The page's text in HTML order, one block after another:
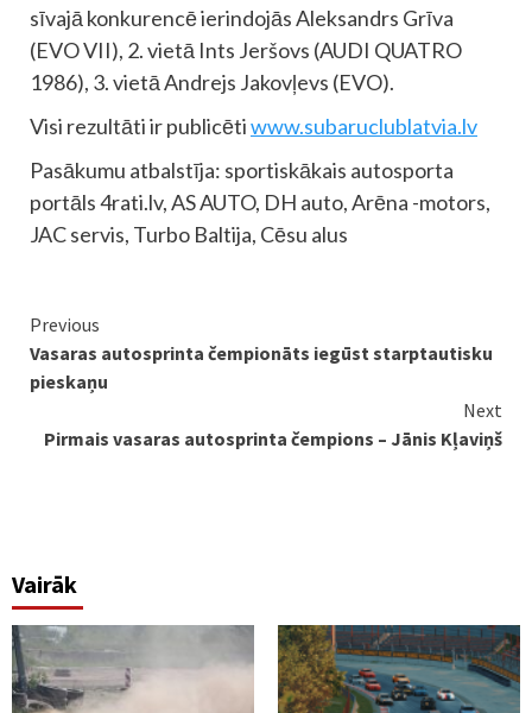
sīvajā konkurencē ierindojās Aleksandrs Grīva
(EVO VII), 2. vietā Ints Jeršovs (AUDI QUATRO
1986), 3. vietā Andrejs Jakovļevs (EVO).
Visi rezultāti ir publicētiwww.subaruclublatvia.lv
Pasākumu atbalstīja: sportiskākais autosporta
portāls 4rati.lv, AS AUTO, DH auto, Arēna -motors,
JAC servis, Turbo Baltija, Cēsu alus
Continue
Reading
Previous
Vasaras autosprinta čempionāts iegūst starptautisku
pieskaņu
Next
Pirmais vasaras autosprinta čempions – Jānis Kļaviņš
Vairāk